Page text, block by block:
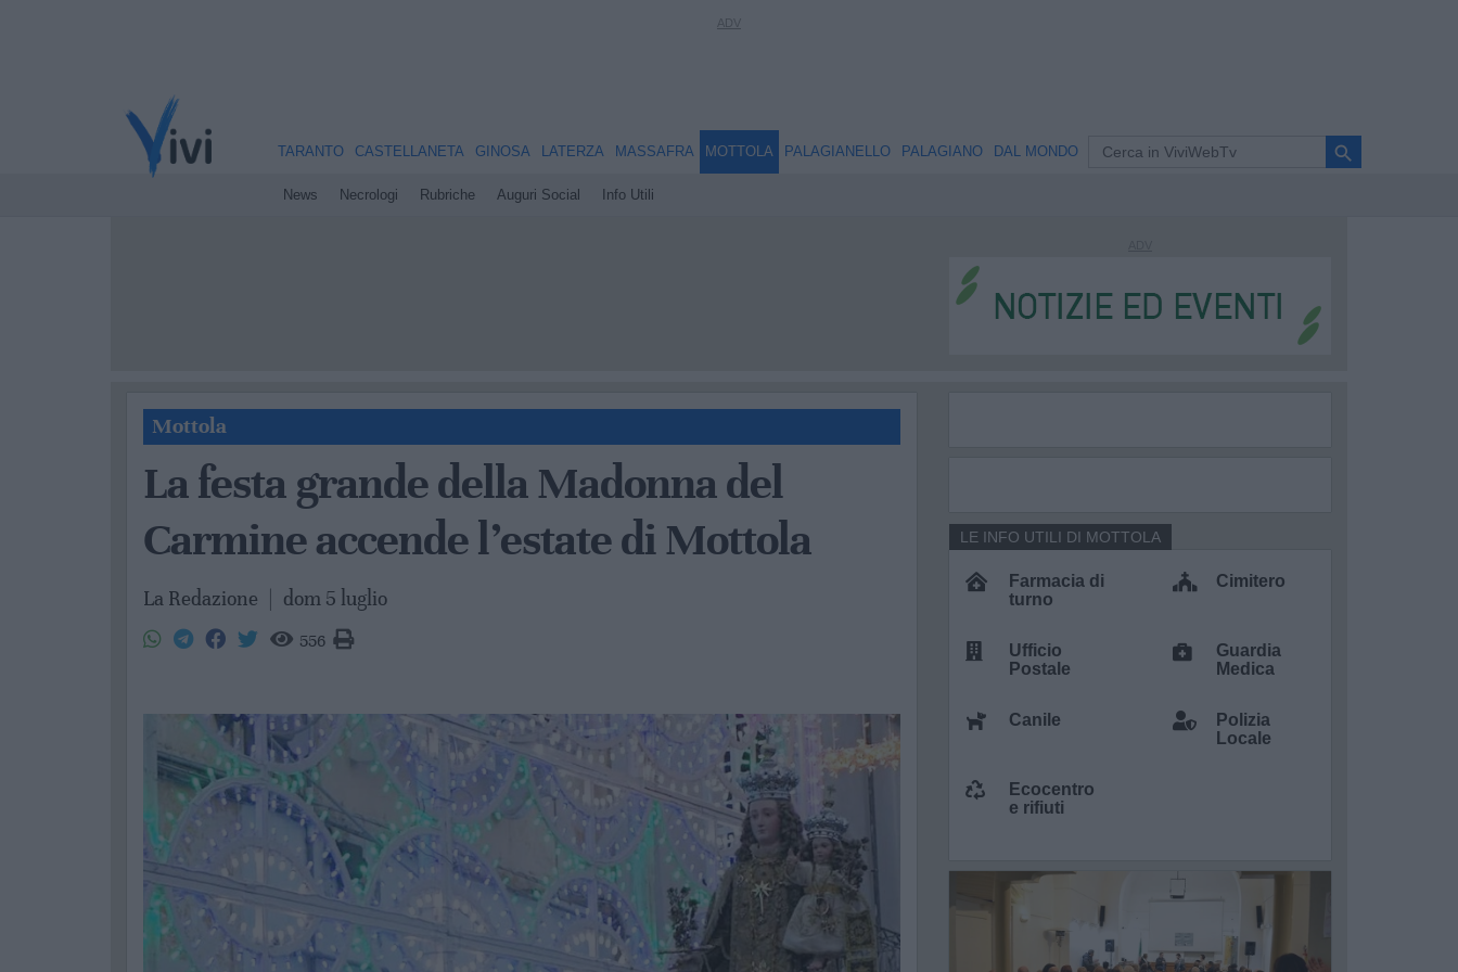
TARANTO CASTELLANETA GINOSA LATERZA MASSAFRA MOTTOLA
News Necrologi Rubriche Auguri Social Info Utili
PALAGIANELLO PALAGIANO DAL MONDO search
Mottola
La festa grande della Madonna del
Carmine accende l’estate di Mottola
La Redazione dom 5 luglio
556
Farmacia di
turno
Cimitero
Ufficio
Postale
Guardia
Medica
Canile
Polizia
Locale
Ecocentro
e rifiuti
LE INFO UTILI DI MOTTOLA